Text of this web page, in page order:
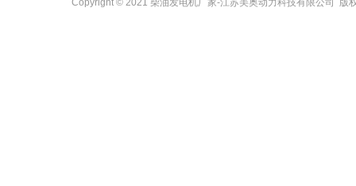
Copyright © 2021 柴油发电机厂家-江苏美奥动力科技有限公司 版